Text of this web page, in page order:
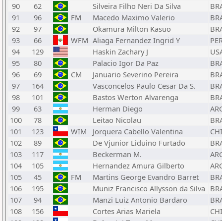
90
62 Silveira Filho Neri Da Silva
91
96 FM Macedo Maximo Valerio
92
97 Okamura Milton Kasuo
93
66 WFM Aliaga Fernandez Ingrid Y
94
129 Haskin Zachary J
95
80 Palacio Igor Da Paz
96
69 CM Januario Severino Pereira
97
164 Vasconcelos Paulo Cesar Da S.
98
101 Bastos Werton Alvarenga
99
63 Herman Diego
100
78 Leitao Nicolau
101
123 WIM Jorquera Cabello Valentina
CHI
102
89 De Vjunior Liduino Furtado
103
117 Beckerman M.
104
105 Hernandez Amura Gilberto
105
45 FM Martins George Evandro Barret
106
195 Muniz Francisco Allysson da Silva
107
94 Manzi Luiz Antonio Bardaro
108
156 Cortes Arias Mariela
CHI